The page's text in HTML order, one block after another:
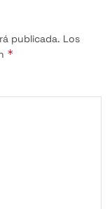
publicada. Los
*